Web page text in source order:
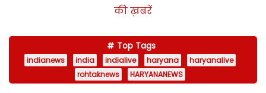
की ख़बरें
Top Tags
indianews india indialive haryana
haryanalive
rohtaknews
HARYANANEWS